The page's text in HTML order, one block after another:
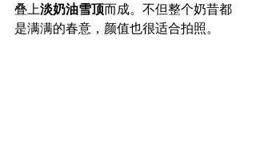
叠上淡奶油雪顶而成。不但整个奶昔都
是满满的春意，颜值也很适合拍照。